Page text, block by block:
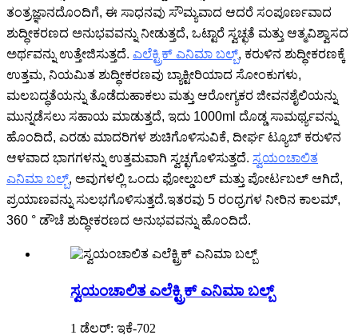
ತಂತ್ರಜ್ಞಾನದೊಂದಿಗೆ, ಈ ಸಾಧನವು ಸೌಮ್ಯವಾದ ಆದರೆ ಸಂಪೂರ್ಣವಾದ
ಶುದ್ಧೀಕರಣದ ಅನುಭವವನ್ನು ನೀಡುತ್ತದೆ, ಒಟ್ಟಾರೆ ಸ್ವಚ್ಛತೆ ಮತ್ತು ಆತ್ಮವಿಶ್ವಾಸದ
ಅರ್ಥವನ್ನು ಉತ್ತೇಜಿಸುತ್ತದೆ. ಎಲೆಕ್ಟ್ರಿಕ್ ಎನಿಮಾ ಬಲ್ಬ್, ಕರುಳಿನ ಶುದ್ಧೀಕರಣಕ್ಕೆ
ಉತ್ತಮ, ನಿಯಮಿತ ಶುದ್ಧೀಕರಣವು ಬ್ಯಾಕ್ಟೀರಿಯಾದ ಸೋಂಕುಗಳು,
ಮಲಬದ್ಧತೆಯನ್ನು ತೊಡೆದುಹಾಕಲು ಮತ್ತು ಆರೋಗ್ಯಕರ ಜೀವನಶೈಲಿಯನ್ನು
ಮುನ್ನಡೆಸಲು ಸಹಾಯ ಮಾಡುತ್ತದೆ, ಇದು 1000ml ದೊಡ್ಡ ಸಾಮರ್ಥ್ಯವನ್ನು
ಹೊಂದಿದೆ, ಎರಡು ಮಾದರಿಗಳ ಶುಚಿಗೊಳಿಸುವಿಕೆ, ದೀರ್ಘ ಟ್ಯೂಬ್ ಕರುಳಿನ
ಆಳವಾದ ಭಾಗಗಳನ್ನು ಉತ್ತಮವಾಗಿ ಸ್ವಚ್ಛಗೊಳಿಸುತ್ತದೆ. ಸ್ವಯಂಚಾಲಿತ
ಎನಿಮಾ ಬಲ್ಬ್, ಅವುಗಳಲ್ಲಿ ಒಂದು ಫೋಲ್ಡಬಲ್ ಮತ್ತು ಪೋರ್ಟಬಲ್ ಆಗಿದೆ,
ಪ್ರಯಾಣವನ್ನು ಸುಲಭಗೊಳಿಸುತ್ತದೆ.ಇತರವು 5 ರಂಧ್ರಗಳ ನೀರಿನ ಕಾಲಮ್,
360 ° ಡೌಚೆ ಶುದ್ಧೀಕರಣದ ಅನುಭವವನ್ನು ಹೊಂದಿದೆ.
ಸ್ವಯಂಚಾಲಿತ ಎಲೆಕ್ಟ್ರಿಕ್ ಎನಿಮಾ ಬಲ್ಬ್
1 ಡೆಲರ್: ಇಕೆ-702